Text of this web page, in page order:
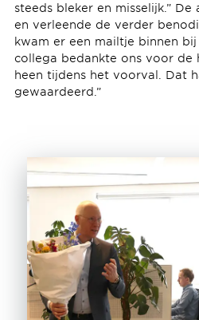
steeds bleker en misselijk.”
en verleende de verder
kwam er een mailtje binnen bij
collega bedankte ons voor de
heen tijdens het voorval. Dat
gewaardeerd.”